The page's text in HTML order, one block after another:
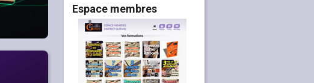
Espace membres